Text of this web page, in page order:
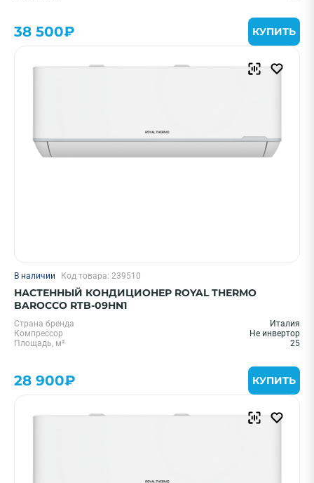
38 500₽ КУПИТЬ
В наличии Код товара: 239510
НАСТЕННЫЙ КОНДИЦИОНЕР ROYAL THERMO
BAROCCO RTB-09HN1
Страна бренда
Италия
Компрессор
Не инвертор
Площадь, м²
25
28 900₽ КУПИТЬ